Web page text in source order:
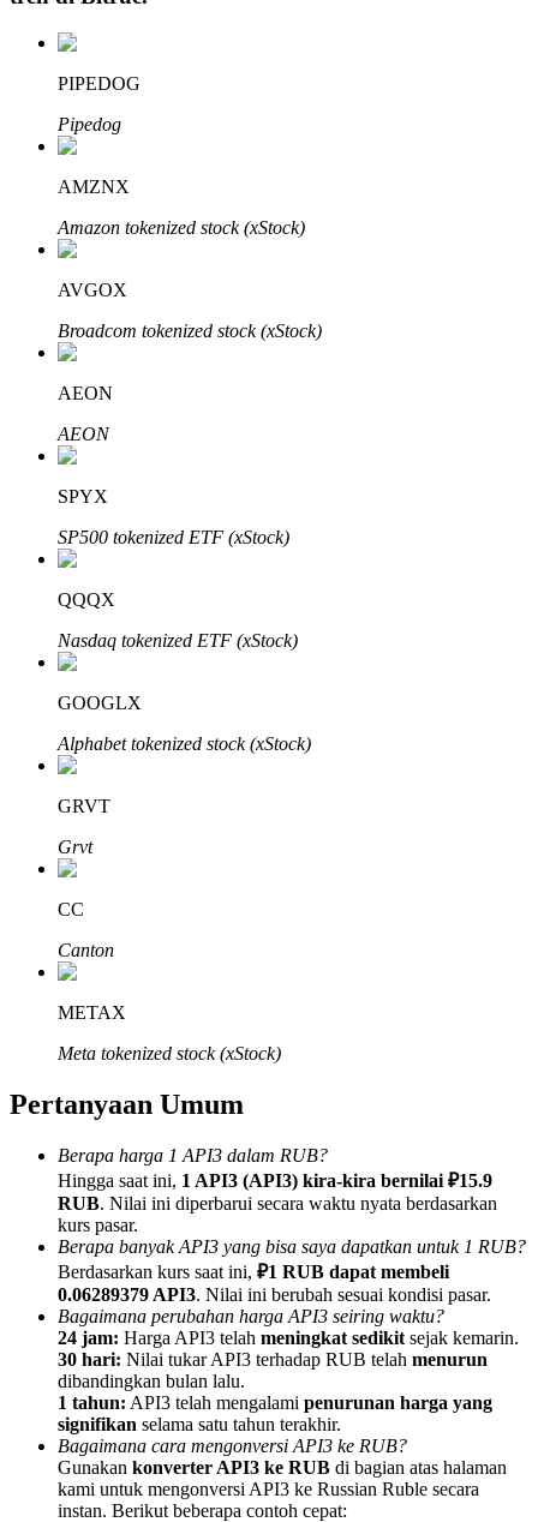
Raih keuntungan jangka panjang dan kepentingan fleksibel
Pelajari Staking
Pelajari tentang mendapatkan penghasilan pasif
Hingga 65% Komisi!
Referensi
Undang teman untuk mendapatkan imbalan tunai
BTC Welcome Rewards
PIPEDOG
Pipedog
AMZNX
Amazon tokenized stock (xStock)
AVGOX
Broadcom tokenized stock (xStock)
AEON
AEON
SPYX
SP500 tokenized ETF (xStock)
QQQX
Nasdaq tokenized ETF (xStock)
GOOGLX
Alphabet tokenized stock (xStock)
GRVT
Grvt
CC
Canton
METAX
Meta tokenized stock (xStock)
Pertanyaan Umum
Berapa harga 1 API3 dalam RUB?
Hingga saat ini, 1 API3 (API3) kira-kira bernilai ₽15.9
RUB. Nilai ini diperbarui secara waktu nyata berdasarkan
kurs pasar.
Berapa banyak API3 yang bisa saya dapatkan untuk 1 RUB?
Berdasarkan kurs saat ini, ₽1 RUB dapat membeli
0.06289379 API3. Nilai ini berubah sesuai kondisi pasar.
Bagaimana perubahan harga API3 seiring waktu?
24 jam: Harga API3 telah meningkat sedikit sejak kemarin.
30 hari: Nilai tukar API3 terhadap RUB telah menurun
dibandingkan bulan lalu.
1 tahun: API3 telah mengalami penurunan harga yang
signifikan selama satu tahun terakhir.
Bagaimana cara mengonversi API3 ke RUB?
Gunakan konverter API3 ke RUB di bagian atas halaman
kami untuk mengonversi API3 ke Russian Ruble secara
instan. Berikut beberapa contoh cepat: